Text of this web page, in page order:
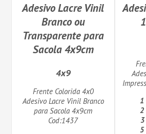
Adesivo Lacre Vinil
Branco ou
Transparente para
Sacola 4x9cm
4x9
Frente Colorida 4x0
Adesivo Lacre Vinil Branco
para Sacola 4x9cm
Cod:1437
1
2
5